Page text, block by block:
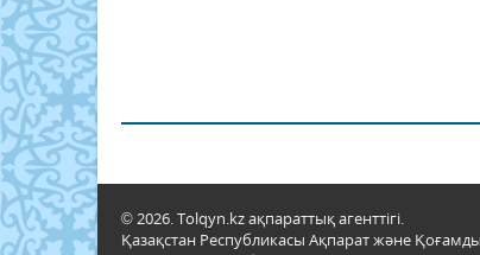
© 2026. Tolqyn.kz ақпараттық агенттігі.
Қазақстан Республикасы Ақпарат және